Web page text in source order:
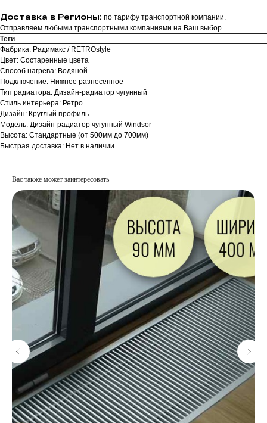
Доставка в Регионы: по тарифу транспортной компании.
Отправляем любыми транспортными компаниями на Ваш выбор.
Теги
Фабрика: Радимакс / RETROstyle
Цвет: Состаренные цвета
Способ нагрева: Водяной
Подключение: Нижнее разнесенное
Тип радиатора: Дизайн-радиатор чугунный
Стиль интерьера: Ретро
Дизайн: Круглый профиль
Модель: Дизайн-радиатор чугунный Windsor
Высота: Стандартные (от 500мм до 700мм)
Быстрая доставка: Нет в наличии
Вас также может заинтересовать